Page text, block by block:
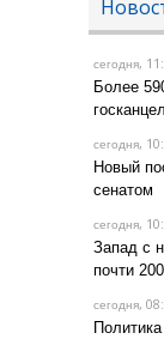
сегодня,
Более
сегодня,
Новый
сенатом
сегодня,
Запад с
почти
сегодня,